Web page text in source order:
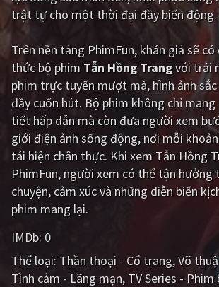
PHIM LẺ
PHIM CHIẾU RẠP
TUYỂN TẬP PHIM
BLOG
trật tự cho một thời đại đầy biến động.
Trên nền tảng PhimFun, khán giả sẽ
thức bộ phim Tẫn Hồng Trangvới trải
phim trực tuyến mượt mà, hình ảnh
đầy cuốn hút. Bộ phim không chỉ
tiết hấp dẫn mà còn đưa người xem
giới điện ảnh sống động, nơi mỗi
tái hiện chân thực. Khi xem Tẫn Hồng
PhimFun, người xem có thể tận hưởng
chuyện, cảm xúc và những diễn biến
phim mang lại.
IMDb: 0
Thể loại: Thần thoại - Cổ trang Võ
Tình cảm - Lãng mạn TV Series - Phim